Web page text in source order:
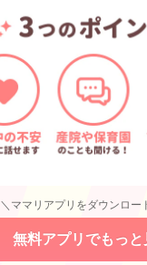
＼ママリアプリをダウンロー
無料アプリでもっと